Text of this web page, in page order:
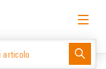
Accesso